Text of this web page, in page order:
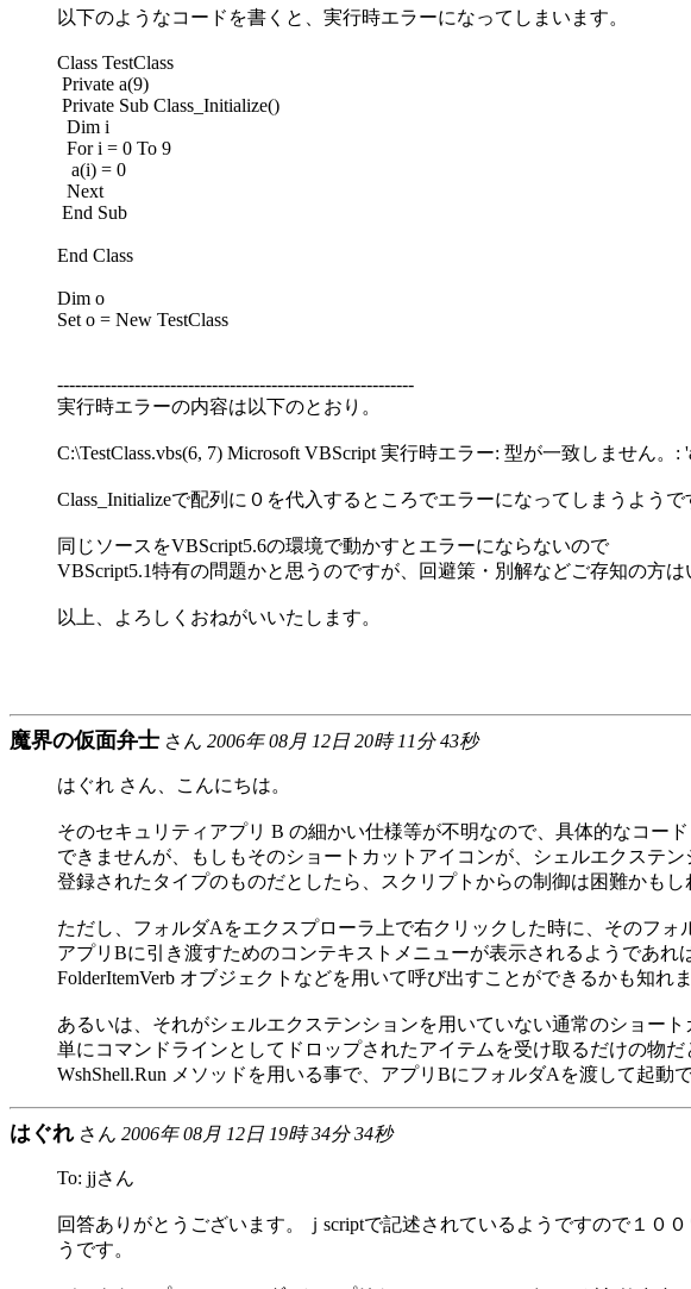
以下のようなコードを書くと、実行時エラーになってしまいます。
Class TestClass
Private a(9)
Private Sub Class_Initialize()
Dim i
For i = 0 To 9
a(i) = 0
Next
End Sub
End Class
Dim o
Set o = New TestClass
------------------------------------------------------------
実行時エラーの内容は以下のとおり。
C:\TestClass.vbs(6, 7) Microsoft VBScript 実行時エラー: 型が一致しません。:
Class_Initializeで配列に０を代入するところでエラーになってしまうようで
同じソースをVBScript5.6の環境で動かすとエラーにならないので
VBScript5.1特有の問題かと思うのですが、回避策・別解などご存知の方
以上、よろしくおねがいいたします。
魔界の仮面弁士 さん 2006年 08月 12日 20時 11分 43秒
はぐれ さん、こんにちは。
そのセキュリティアプリ B の細かい仕様等が不明なので、具体的なコー
できませんが、もしもそのショートカットアイコンが、シェルエクステン
登録されたタイプのものだとしたら、スクリプトからの制御は困難かもし
ただし、フォルダAをエクスプローラ上で右クリックした時に、そのフォ
アプリBに引き渡すためのコンテキストメニューが表示されるようであれ
FolderItemVerb オブジェクトなどを用いて呼び出すことができるかも知れま
あるいは、それがシェルエクステンションを用いていない通常のショート
単にコマンドラインとしてドロップされたアイテムを受け取るだけの物だ
WshShell.Run メソッドを用いる事で、アプリBにフォルダAを渡して起動
はぐれさん 2006年 08月 12日 19時 34分 34秒
To: jjさん
回答ありがとうございます。ｊscriptで記述されているようですので１０
うです。